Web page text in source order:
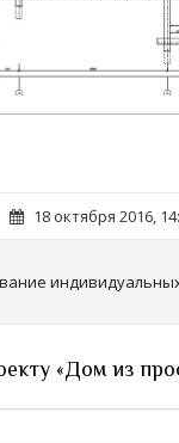
18 октября 2016,
«Дом из